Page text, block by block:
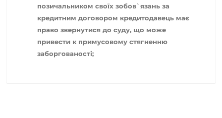
позичальником своїх зобов`язань за
кредитним договором кредитодавець має
право звернутися до суду, що може
привести к примусовому стягненню
заборгованості;